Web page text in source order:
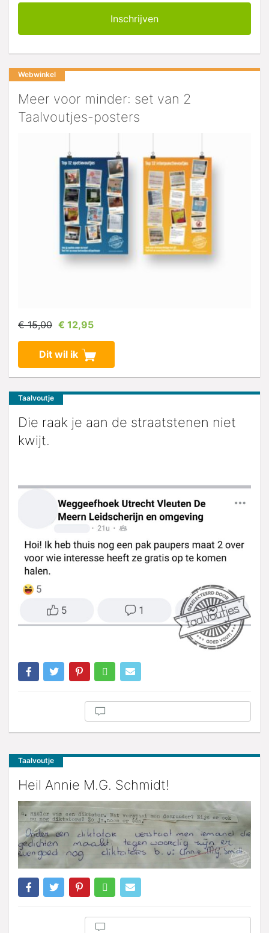
Webwinkel
Meer voor minder: set van 2
Taalvoutjes-posters
€ 15,00 € 12,95
Dit wil ik
Taalvoutje
Die raak je aan de straatstenen niet
kwijt.
Taalvoutje
Heil Annie M.G. Schmidt!